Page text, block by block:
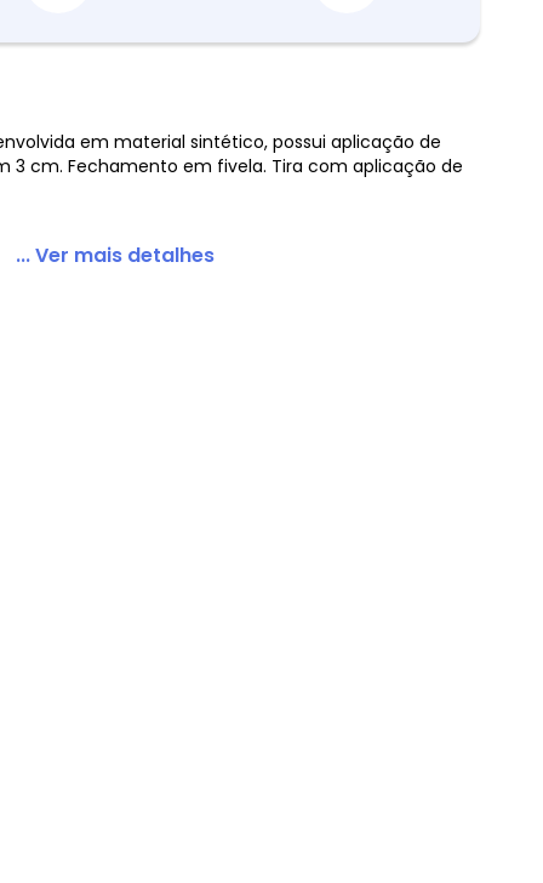
em material sintético, possui aplicação de
3 cm. Fechamento em fivela. Tira com aplicação de
... Ver mais detalhes